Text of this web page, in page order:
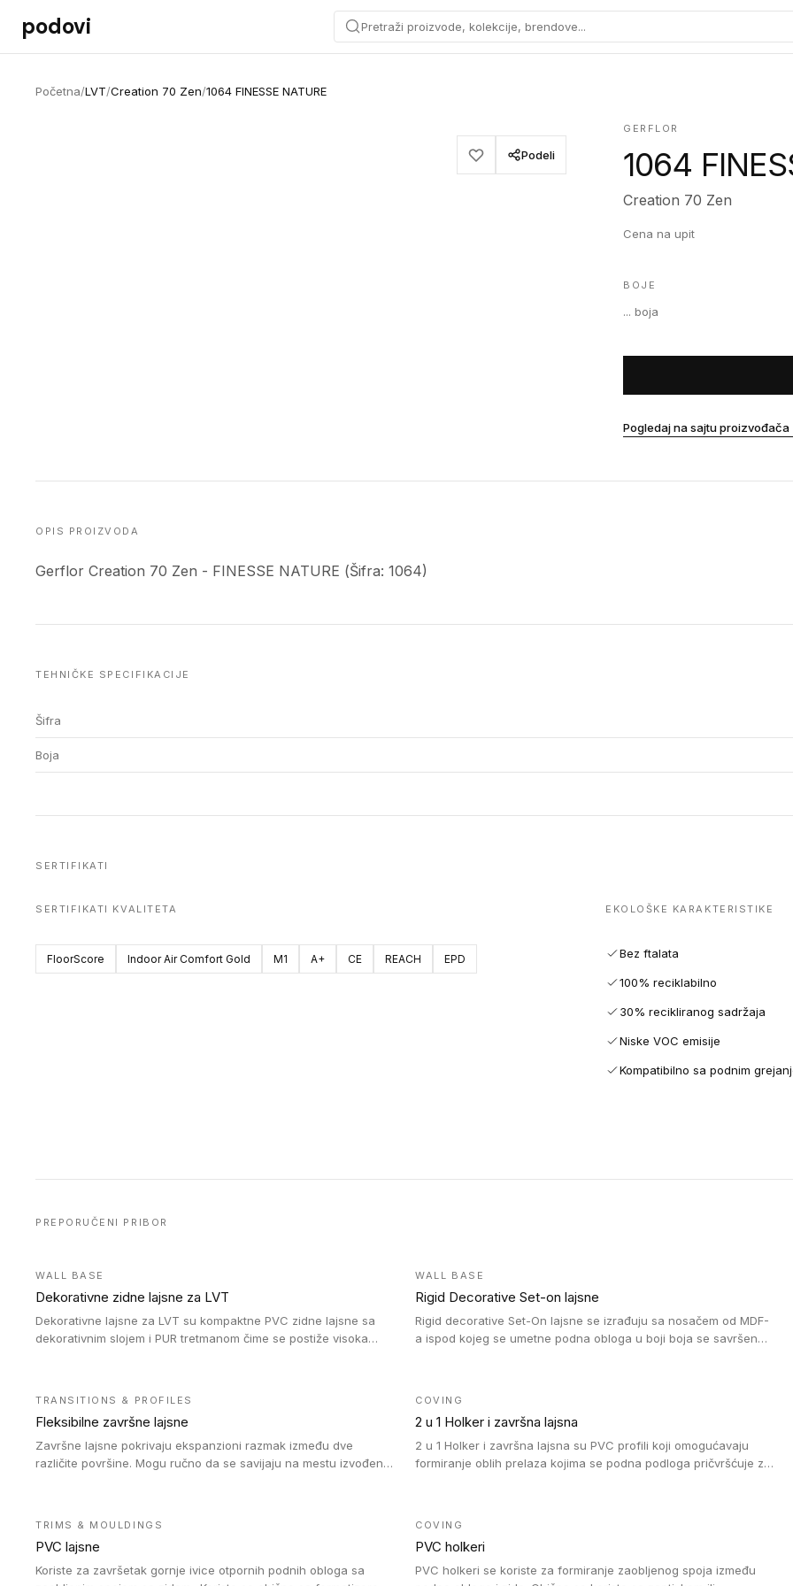
Preskoči na sadržaj
podovi Pretraži proizvode, kolekcije, brendove...
Početna/LVT/Creation 70 Zen/1064 FINESSE NATURE
Podeli
GERFLOR
1064
Creation 70 Zen
Cena na upit
BOJE
... boja
Pogledaj na sajtu proizvođača
OPIS PROIZVODA
Gerflor Creation 70 Zen - FINESSE NATURE (Šifra: 1064)
TEHNIČKE SPECIFIKACIJE
Šifra
Boja
SERTIFIKATI
SERTIFIKATI KVALITETA
FloorScore Indoor Air Comfort Gold M1 A+ CE REACH EPD
EKOLOŠKE KARAKTERISTIKE
Bez ftalata
100% reciklabilno
30% recikliranog sadržaja
Niske VOC emisije
Kompatibilno sa podnim
PREPORUČENI PRIBOR
WALL BASE
Dekorativne zidne lajsne za LVT
Dekorativne lajsne za LVT su kompaktne PVC zidne lajsne sa
dekorativnim slojem i PUR tretmanom čime se postiže visoka
WALL BASE
Rigid Decorative Set-on lajsne
Rigid decorative Set-On lajsne se izrađuju sa nosačem od MDF-
a ispod kojeg se umetne podna obloga u boji boja se savršeno
TRANSITIONS & PROFILES
Fleksibilne završne lajsne
Završne lajsne pokrivaju ekspanzioni razmak između dve
različite površine. Mogu ručno da se savijaju na mestu izvođenja
(kompaktni i akustički), kao i sa podnim oblogama od linoleuma.
COVING
2 u 1 Holker i završna lajsna
2 u 1 Holker i završna lajsna su PVC profili koji omogućavaju
formiranje oblih prelaza kojima se podna podloga pričvršćuje za
TRIMS & MOULDINGS
PVC lajsne
Koriste za završetak gornje ivice otpornih podnih obloga sa
COVING
PVC holkeri
PVC holkeri se koriste za formiranje zaobljenog spoja između